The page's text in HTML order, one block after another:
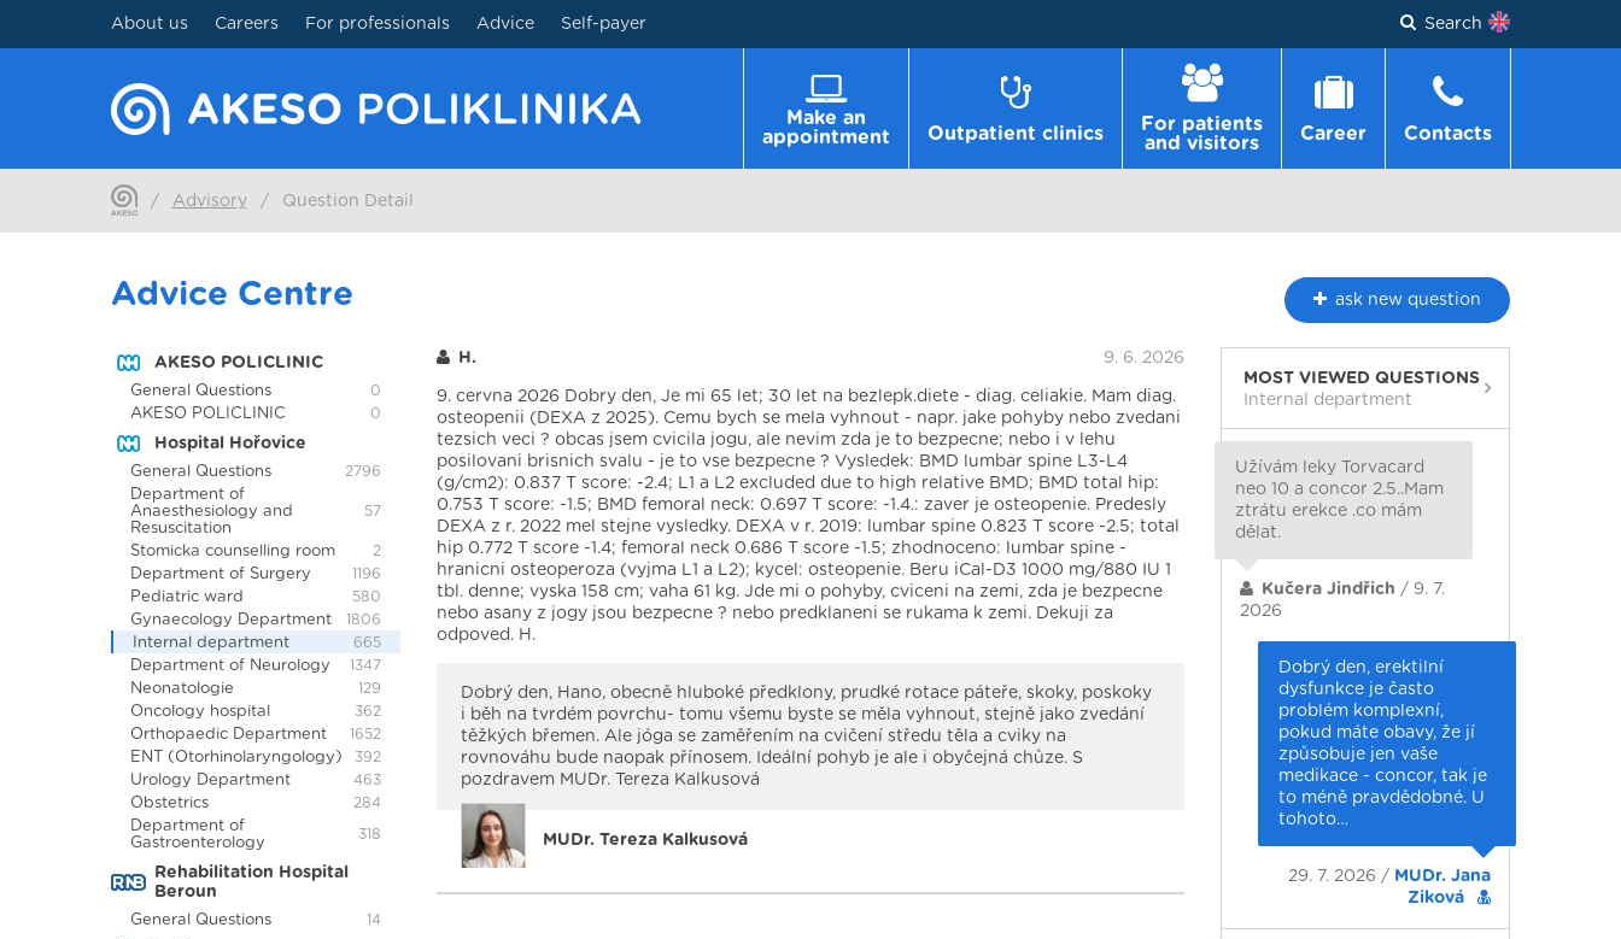
About us Careers For professionals Advice Self-payer Search
Make an
appointment
Outpatient clinics
For patients
and visitors
Career Contacts
/ Advisory / Question Detail
Advice Centre ask new question
AKESO POLICLINIC
General Questions 0
AKESO POLICLINIC 0
Hospital Hořovice
General Questions 2796
Department of
Anaesthesiology and
Resuscitation
57
Stomicka counselling room 2
Department of Surgery 1196
Pediatric ward 580
Gynaecology Department 1806
Internal department 665
Department of Neurology 1347
Neonatologie 129
Oncology hospital 362
Orthopaedic Department 1652
ENT (Otorhinolaryngology) 392
Urology Department 463
Obstetrics 284
Department of
Gastroenterology
318
Rehabilitation Hospital
Beroun
General Questions 14
H. 9. 6. 2026
9. cervna 2026 Dobry den, Je mi 65 let; 30 let na bezlepk.diete - diag. celiakie. Mam diag.
osteopenii (DEXA z 2025). Cemu bych se mela vyhnout - napr. jake pohyby nebo zvedani
tezsich veci ? obcas jsem cvicila jogu, ale nevim zda je to bezpecne; nebo i v lehu
posilovani brisnich svalu - je to vse bezpecne ? Vysledek: BMD lumbar spine L3-L4
(g/cm2): 0.837 T score: -2.4; L1 a L2 excluded due to high relative BMD; BMD total hip:
0.753 T score: -1.5; BMD femoral neck: 0.697 T score: -1.4.: zaver je osteopenie. Predesly
DEXA z r. 2022 mel stejne vysledky. DEXA v r. 2019: lumbar spine 0.823 T score -2.5; total
hip 0.772 T score -1.4; femoral neck 0.686 T score -1.5; zhodnoceno: lumbar spine -
hranicni osteoperoza (vyjma L1 a L2); kycel: osteopenie. Beru iCal-D3 1000 mg/880 IU 1
tbl. denne; vyska 158 cm; vaha 61 kg. Jde mi o pohyby, cviceni na zemi, zda je bezpecne
nebo asany z jogy jsou bezpecne ? nebo predklaneni se rukama k zemi. Dekuji za
odpoved. H.
Dobrý den, Hano, obecně hluboké předklony, prudké rotace páteře, skoky, poskoky
i běh na tvrdém povrchu- tomu všemu byste se měla vyhnout, stejně jako zvedání
těžkých břemen. Ale jóga se zaměřením na cvičení středu těla a cviky na
rovnováhu bude naopak přínosem. Ideální pohyb je ale i obyčejná chůze. S
pozdravem MUDr. Tereza Kalkusová
MUDr. Tereza Kalkusová
MOST VIEWED QUESTIONS
Internal department
Užívám leky Torvacard
neo 10 a concor 2.5..Mam
ztrátu erekce .co mám
dělat.
Kučera Jindřich / 9. 7.
2026
Dobrý den, erektilní
dysfunkce je často
problém komplexní,
pokud máte obavy, že jí
způsobuje jen vaše
medikace - concor, tak je
to méně pravdědobné. U
tohoto…
29. 7. 2026 / MUDr. Jana
Ziková